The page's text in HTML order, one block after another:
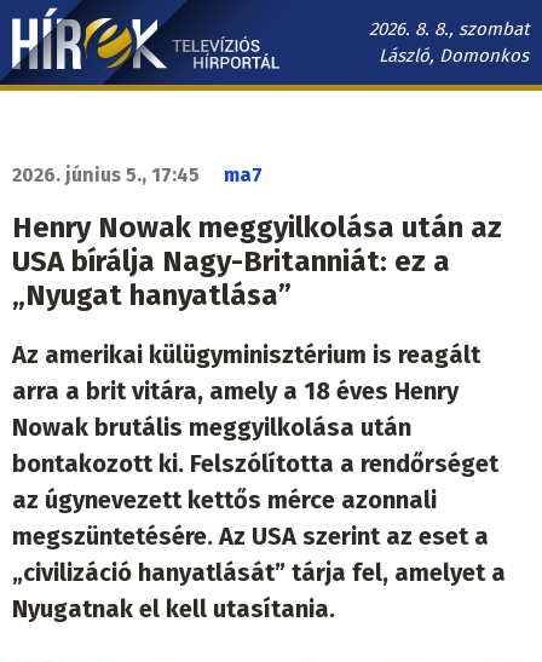
Ugrás
tartalomra
2026. 8. 8., szombat
László, Domonkos
Hírek.sk
navigáció
2026. június 5., 17:45 ma7
Henry Nowak meggyilkolása után az
USA bírálja Nagy-Britanniát: ez a
„Nyugat hanyatlása”
Az amerikai külügyminisztérium is reagált
arra a brit vitára, amely a 18 éves Henry
Nowak brutális meggyilkolása után
bontakozott ki. Felszólította a rendőrséget
az úgynevezett kettős mérce azonnali
megszüntetésére. Az USA szerint az eset a
„civilizáció hanyatlását” tárja fel, amelyet a
Nyugatnak el kell utasítania.